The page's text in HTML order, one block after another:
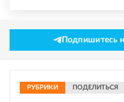
Подпишитесь
РУБРИКИ ПОДЕЛИТЬСЯ